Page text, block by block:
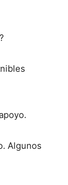
Algunos